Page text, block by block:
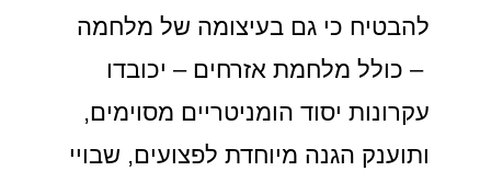
להבטיח כי גם בעיצומה של מלחמה
– כולל מלחמת אזרחים – יכובדו
עקרונות יסוד הומניטריים מסוימים,
ותוענק הגנה מיוחדת לפצועים, שבויי